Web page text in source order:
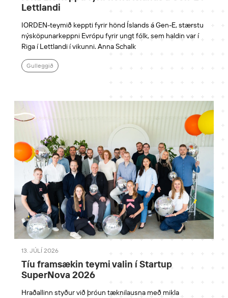
Lettlandi
IORDEN-teymið keppti fyrir hönd Íslands á Gen-E, stærstu
nýsköpunarkeppni Evrópu fyrir ungt fólk, sem haldin var í
Riga í Lettlandi í vikunni. Anna Schalk
Gulleggið
13. JÚLÍ 2026
Tíu framsækin teymi valin í Startup
SuperNova 2026
Hraðallinn styður við þróun tæknilausna með mikla